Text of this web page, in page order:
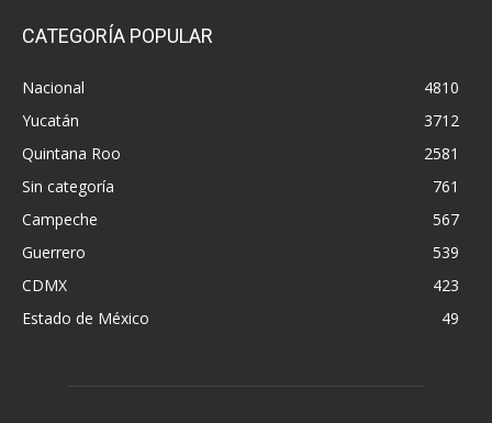
CATEGORÍA POPULAR
Nacional
4810
Yucatán
3712
Quintana Roo
2581
Sin categoría
761
Campeche
567
Guerrero
539
CDMX
423
Estado de México
49